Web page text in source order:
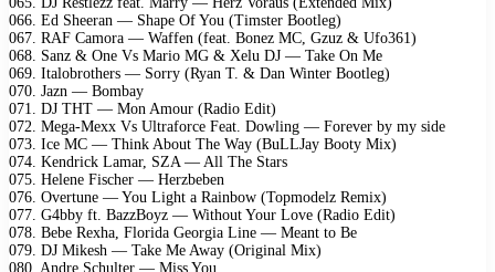
066. Ed Sheeran — Shape Of You (Timster Bootleg)
067. RAF Camora — Waffen (feat. Bonez MC, Gzuz & Ufo361)
068. Sanz & One Vs Mario MG & Xelu DJ — Take On Me
069. Italobrothers — Sorry (Ryan T. & Dan Winter Bootleg)
070. Jazn — Bombay
071. DJ THT — Mon Amour (Radio Edit)
072. Mega-Mexx Vs Ultraforce Feat. Dowling — Forever by my side
073. Ice MC — Think About The Way (BuLLJay Booty Mix)
074. Kendrick Lamar, SZA — All The Stars
075. Helene Fischer — Herzbeben
076. Overtune — You Light a Rainbow (Topmodelz Remix)
077. G4bby ft. BazzBoyz — Without Your Love (Radio Edit)
078. Bebe Rexha, Florida Georgia Line — Meant to Be
079. DJ Mikesh — Take Me Away (Original Mix)
080. Andre Schulter — Miss You